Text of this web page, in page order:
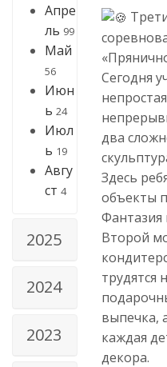
Апре
ль 99
Май
56
Июн
ь 24
Июл
ь 19
Авгу
ст 4
2025
2024
2023
Сегодня
два
Здесь
объекты
Фантазия
Второй
трудятся
выпечка,
каждая
декора.